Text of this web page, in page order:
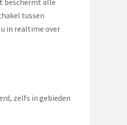
beschermt alle
tussen
in realtime over
zelfs in gebieden